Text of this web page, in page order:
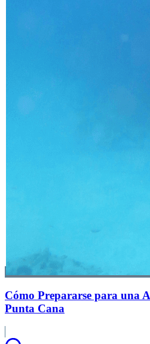
Cómo Prepararse para una
Punta Cana